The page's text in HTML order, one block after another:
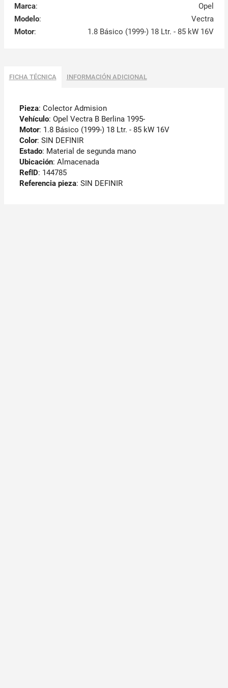
Marca:
Opel
Modelo:
Vectra
Motor: 1.8 Básico (1999-) 18 Ltr. - 85 kW 16V
FICHA TÉCNICA INFORMACIÓN ADICIONAL
Pieza: Colector Admision
Vehículo: Opel Vectra B Berlina 1995-
Motor: 1.8 Básico (1999-) 18 Ltr. - 85 kW 16V
Color: SIN DEFINIR
Estado: Material de segunda mano
Ubicación: Almacenada
RefID: 144785
Referencia pieza: SIN DEFINIR